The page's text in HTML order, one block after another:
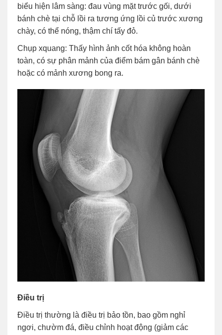
biểu hiện lâm sàng: đau vùng mặt trước gối, dưới
bánh chè tại chỗ lồi ra tương ứng lồi củ trước xương
chày, có thể nóng, thậm chí tấy đỏ.
Chụp xquang: Thấy hình ảnh cốt hóa không hoàn
toàn, có sự phân mảnh của điểm bám gân bánh chè
hoặc có mảnh xương bong ra.
Điều trị
Điều trị thường là điều trị bảo tồn, bao gồm nghỉ
ngơi, chườm đá, điều chỉnh hoạt động (giảm các